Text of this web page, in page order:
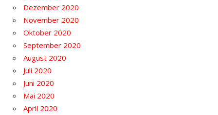
Dezember 2020
November 2020
Oktober 2020
September 2020
August 2020
Juli 2020
Juni 2020
Mai 2020
April 2020